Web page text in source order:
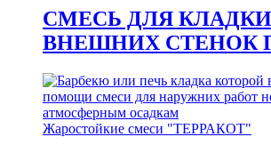
СМЕСЬ ДЛЯ КЛАДКИ
ВНЕШНИХ СТЕНОК
Жаростойкие смеси "ТЕРРАКОТ"